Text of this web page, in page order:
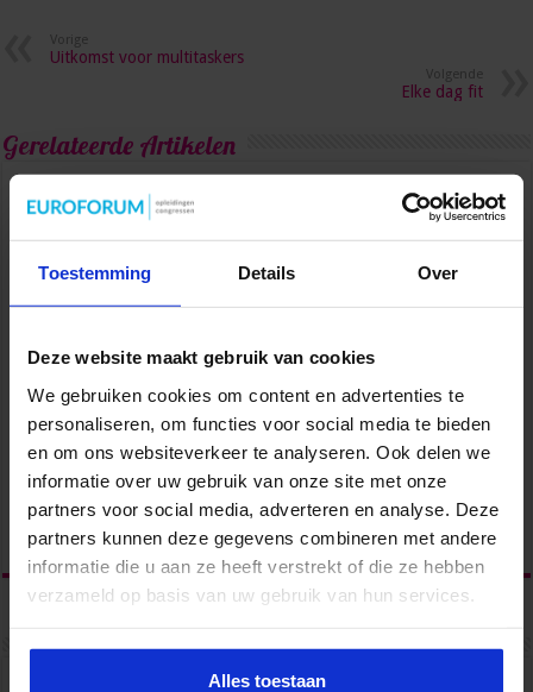
Toestemming Details Over
Deze website maakt gebruik van cookies
We gebruiken cookies om content en advertenties te
personaliseren, om functies voor social media te bieden
en om ons websiteverkeer te analyseren. Ook delen we
informatie over uw gebruik van onze site met onze
partners voor social media, adverteren en analyse. Deze
partners kunnen deze gegevens combineren met andere
informatie die u aan ze heeft verstrekt of die ze hebben
verzameld op basis van uw gebruik van hun services.
Alles toestaan
Vorige
Uitkomst voor multitaskers
Volgende
Elke dag fit
Gerelateerde Artikelen
Van onzeker naar zelfverzekerd: vaardigheden die je
carrière versnellen
2 weken ago